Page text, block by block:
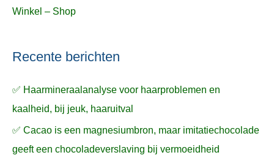
Winkel – Shop
Recente berichten
✅ Haarmineraalanalyse voor haarproblemen en
kaalheid, bij jeuk, haaruitval
✅ Cacao is een magnesiumbron, maar imitatiechocolade
geeft een chocoladeverslaving bij vermoeidheid